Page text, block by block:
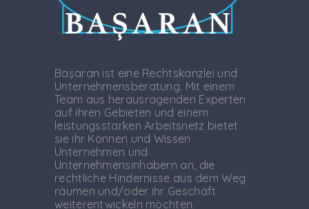
Başaran ist eine Rechtskanzlei und
Unternehmensberatung. Mit einem
Team aus herausragenden Experten
auf ihren Gebieten und einem
leistungsstarken Arbeitsnetz bietet
sie ihr Können und Wissen
Unternehmen und
Unternehmensinhabern an, die
rechtliche Hindernisse aus dem Weg
räumen und/oder ihr Geschäft
weiterentwickeln möchten.